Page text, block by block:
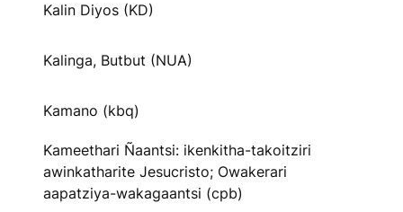
Kalin Diyos (KD)
Kalinga, Butbut (NUA)
Kamano (kbq)
Kameethari Ñaantsi: ikenkitha-takoitziri
awinkatharite Jesucristo; Owakerari
aapatziya-wakagaantsi (cpb)